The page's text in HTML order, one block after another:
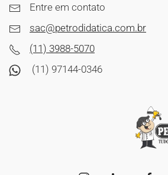
Entre em contato
sac@petrodidatica.com.br
(11) 3988-5070
(11) 97144-0346